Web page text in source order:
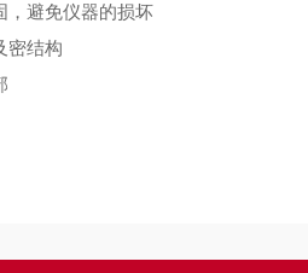
，避免仪器的损坏
密结构